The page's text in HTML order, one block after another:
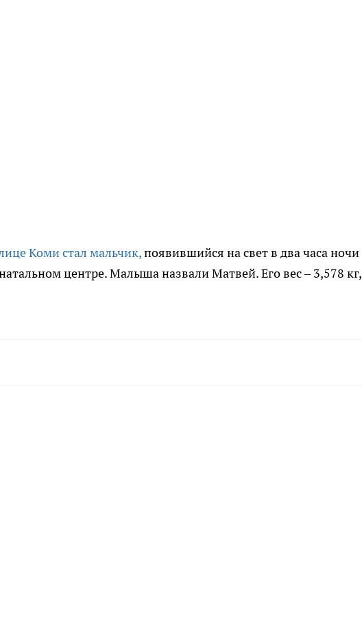
Коми стал мальчик,появившийся на свет в два часа ночи
центре. Малыша назвали Матвей. Его вес – 3,578 кг,